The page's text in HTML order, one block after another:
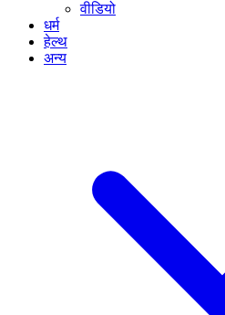
वीडियो
धर्म
हेल्थ
अन्य